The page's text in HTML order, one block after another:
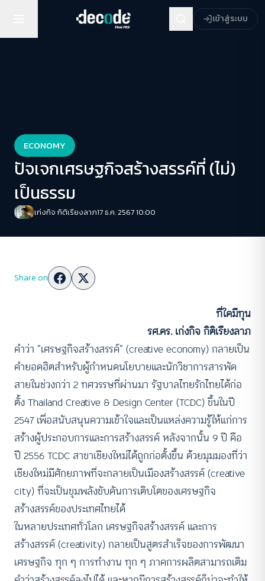
เข้าสู่ระบบ
ECONOMY
ปัจเจกเศรษฐกิจสร้างสรรค์ที่ (ไม่)
เป็นธรรม
เก่งกิจ กิติเรียงลาภ17 ธ.ค. 2567 10:00
Share on
ที่ใดมีทุน
รศ.ดร. เก่งกิจ กิติเรียงลาภ
คำว่า “เศรษฐกิจสร้างสรรค์” (creative economy) กลายเป็น
คำยอดฮิตสำหรับผู้กำหนดนโยบายและนักวิชาการสารพัด
สายในช่วงกว่า 2 ทศวรรษที่ผ่านมา รัฐบาลไทยรักไทยได้ก่อ
ตั้ง Thailand Creative & Design Center (TCDC) ขึ้นในปี
2547 เพื่อสนับสนุนความเข้าใจและเป็นแหล่งความรู้ให้แก่การ
สร้างผู้ประกอบการและการสร้างสรรค์ หลังจากนั้น 9 ปี คือ
ปี 2556 TCDC สาขาเชียงใหม่ได้ถูกก่อตั้งขึ้น ด้วยมุมมองที่ว่า
เชียงใหม่มีศักยภาพที่จะกลายเป็นเมืองสร้างสรรค์ (creative
city) ที่จะเป็นขุมพลังขับดันการเติบโตของเศรษฐกิจ
สร้างสรรค์ของประเทศไทยได้
ในหลายประเทศทั่วโลก เศรษฐกิจสร้างสรรค์ และการ
สร้างสรรค์ (creativity) กลายเป็นสูตรสำเร็จของการพัฒนา
เศรษฐกิจ ทุก ๆ การทำงาน ทุก ๆ ภาคการผลิตสามารถเติม